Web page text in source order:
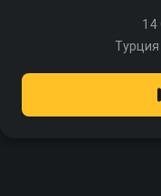
14
Турция